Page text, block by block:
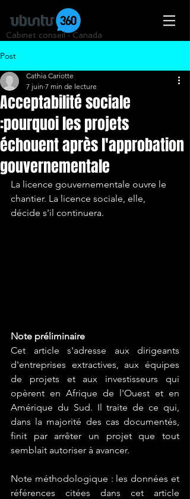
Cabinet conseil · Canada
Post
Acceptabilité sociale
:pourquoi les projets
échouent après l'approbation
gouvernementale
Cathia Cariotte
7 juin 7 min de lecture
La licence gouvernementale ouvre le
chantier. La licence sociale, elle,
décide s'il continuera.
Note préliminaire
Cet article s'adresse aux dirigeants
d'entreprises extractives, aux équipes
de projets et aux investisseurs qui
opèrent en Afrique de l'Ouest et en
Amérique du Sud. Il traite de ce qui,
dans la majorité des cas documentés,
finit par arrêter un projet que tout
semblait autoriser à avancer.
Note méthodologique : les données et
références citées dans cet article